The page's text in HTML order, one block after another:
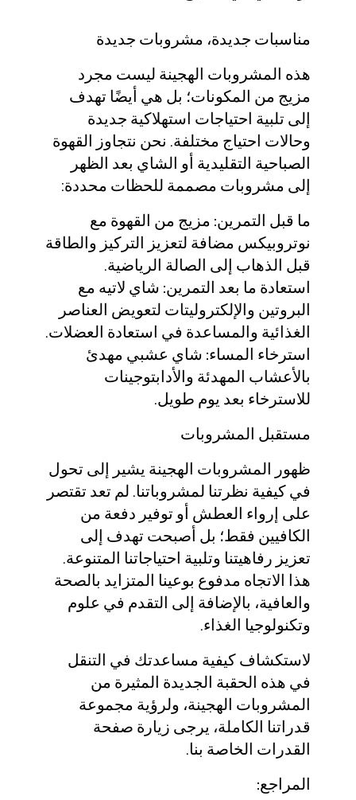
مناسبات جديدة، مشروبات جديدة
هذه المشروبات الهجينة ليست مجرد
مزيج من المكونات؛ بل هي أيضًا تهدف
إلى تلبية احتياجات استهلاكية جديدة
وحالات احتياج مختلفة. نحن نتجاوز القهوة
الصباحية التقليدية أو الشاي بعد الظهر
إلى مشروبات مصممة للحظات محددة:
ما قبل التمرين: مزيج من القهوة مع
نوتروبيكس مضافة لتعزيز التركيز والطاقة
قبل الذهاب إلى الصالة الرياضية.
استعادة ما بعد التمرين: شاي لاتيه مع
البروتين والإلكتروليتات لتعويض العناصر
الغذائية والمساعدة في استعادة العضلات.
استرخاء المساء: شاي عشبي مهدئ
بالأعشاب المهدئة والأدابتوجينات
للاسترخاء بعد يوم طويل.
مستقبل المشروبات
ظهور المشروبات الهجينة يشير إلى تحول
في كيفية نظرتنا لمشروباتنا. لم تعد تقتصر
على إرواء العطش أو توفير دفعة من
الكافيين فقط؛ بل أصبحت تهدف إلى
تعزيز رفاهيتنا وتلبية احتياجاتنا المتنوعة.
هذا الاتجاه مدفوع بوعينا المتزايد بالصحة
والعافية، بالإضافة إلى التقدم في علوم
وتكنولوجيا الغذاء.
لاستكشاف كيفية مساعدتك في التنقل
في هذه الحقبة الجديدة المثيرة من
المشروبات الهجينة، ولرؤية مجموعة
قدراتنا الكاملة، يرجى زيارة صفحة
القدرات الخاصة بنا.
المراجع: